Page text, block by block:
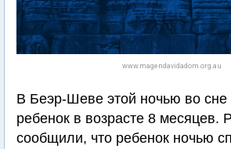
www.magendavidadom.org.au
В Беэр-Шеве этой ночью во сне
ребенок в возрасте 8 месяцев.
сообщили, что ребенок ночью